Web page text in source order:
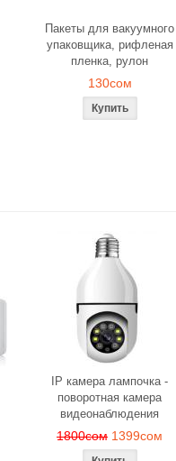
Пакеты для вакуумного
упаковщика, рифленая
пленка, рулон
130сом
IP камера лампочка -
поворотная камера
видеонаблюдения
1800сом 1399сом